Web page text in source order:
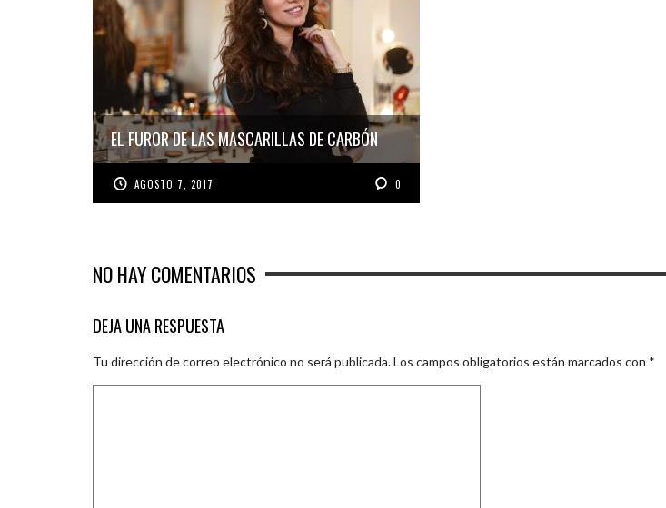
EL FUROR DE LAS MASCARILLAS DE CARBÓN
AGOSTO 7, 2017 0
NO HAY COMENTARIOS
DEJA UNA RESPUESTA
Tu dirección de correo electrónico no será publicada.Los campos obligatorios están marcados con *